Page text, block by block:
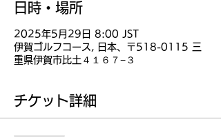
日時・場所
2025年5月29日 8:00 JST
伊賀ゴルフコース, 日本、〒518-0115 三
重県伊賀市比土４１６７−３
チケット詳細